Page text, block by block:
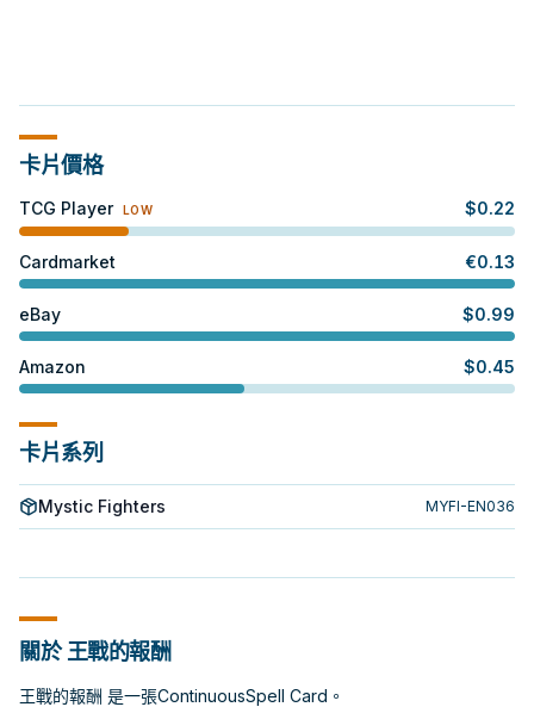
卡片價格
TCG Player LOW $0.22
Cardmarket €0.13
eBay $0.99
Amazon $0.45
卡片系列
Mystic Fighters MYFI-EN036
關於 王戰的報酬
王戰的報酬 是一張ContinuousSpell Card。